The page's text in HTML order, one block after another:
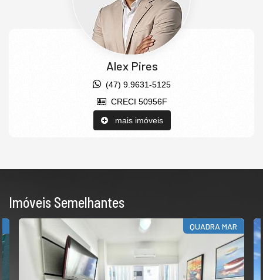
Alex Pires
(47) 9.9631-5125
CRECI 50956F
mais imóveis
Imóveis Semelhantes
QUADRA MAR